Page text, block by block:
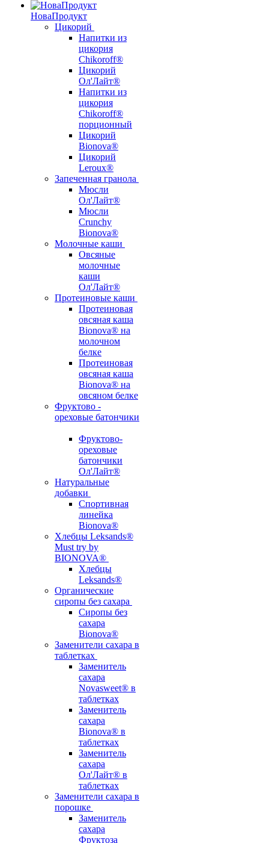
НоваПродукт
Цикорий
Напитки из
цикория
Chikoroff®
Цикорий
Ол'Лайт®
Напитки из
цикория
Chikoroff®
порционный
Цикорий
Bionova®
Цикорий
Leroux®
Запеченная гранола
Мюсли
Ол'Лайт®
Мюсли
Crunchy
Bionova®
Молочные каши
Овсяные
молочные
каши
Ол'Лайт®
Протеиновые каши
Протеиновая
овсяная каша
Bionova® на
молочном
белке
Протеиновая
овсяная каша
Bionova® на
овсяном белке
Фруктово -
ореховые батончики
Фруктово-
ореховые
батончики
Ол'Лайт®
Натуральные
добавки
Спортивная
линейка
Bionova®
Хлебцы Leksands®
Must try by
BIONOVA®
Хлебцы
Leksands®
Органические
сиропы без сахара
Сиропы без
сахара
Bionova®
Заменители сахара в
таблетках
Заменитель
сахара
Novasweet® в
таблетках
Заменитель
сахара
Bionova® в
таблетках
Заменитель
сахара
Ол'Лайт® в
таблетках
Заменители сахара в
порошке
Заменитель
сахара
Фруктоза